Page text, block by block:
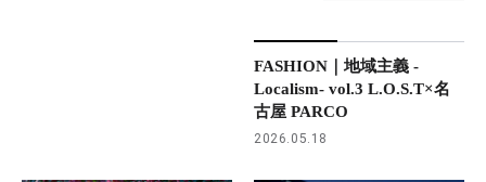
FASHION｜地域主義 -
Localism- vol.3 L.O.S.T×名
古屋 PARCO
2026.05.18